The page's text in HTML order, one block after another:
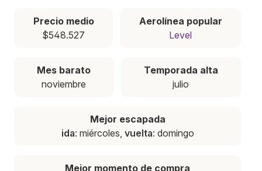
Precio medio
$548.527
Aerolínea popular
Level
Mes barato
noviembre
Temporada alta
julio
Mejor escapada
ida: miércoles, vuelta: domingo
Mejor momento de compra